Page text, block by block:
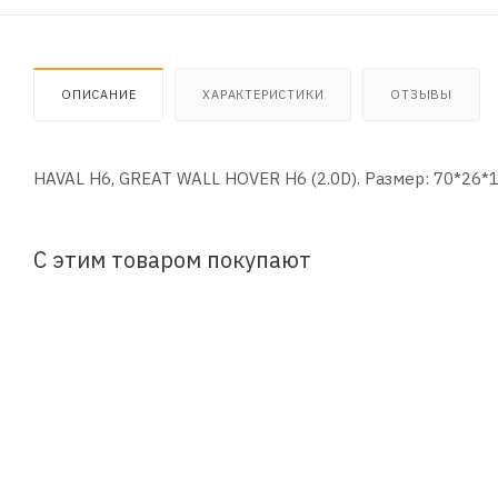
ОПИСАНИЕ ХАРАКТЕРИСТИКИ ОТЗЫВЫ
HAVAL H6, GREAT WALL HOVER H6 (2.0D). Размер:
С этим товаром покупают